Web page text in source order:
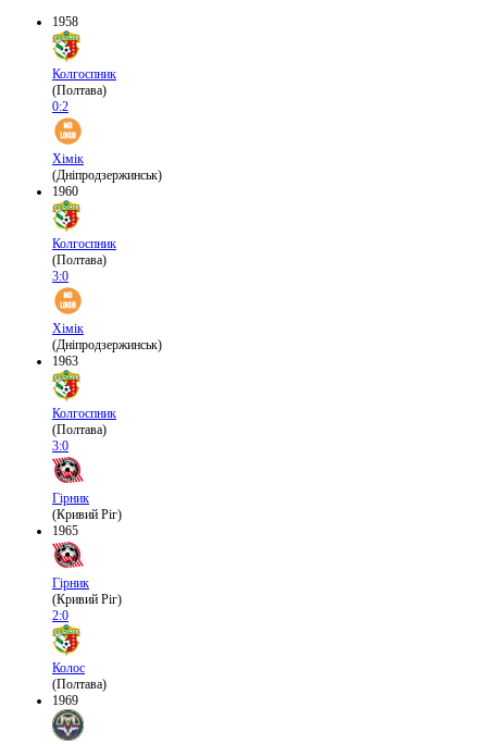
1958
Колгоспник
(Полтава)
0:2
Хімік
(Дніпродзержинськ)
1960
Колгоспник
(Полтава)
3:0
Хімік
(Дніпродзержинськ)
1963
Колгоспник
(Полтава)
3:0
Гірник
(Кривий Ріг)
1965
Гірник
(Кривий Ріг)
2:0
Колос
(Полтава)
1969